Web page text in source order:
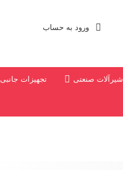
ورود به حساب
شیرآلات صنعتی تجهیزات جانبی